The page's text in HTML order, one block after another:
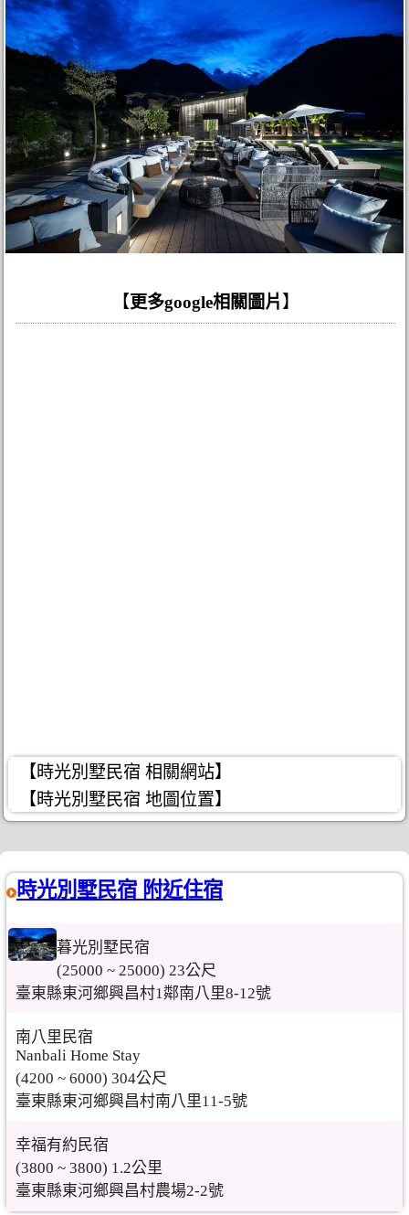
【更多google相關圖片 】
【時光別墅民宿 相關網站】
【時光別墅民宿 地圖位置】
時光別墅民宿 附近住宿
暮光別墅民宿
(25000 ~ 25000) 23公尺
臺東縣東河鄉興昌村1鄰南八里8-12號
南八里民宿
Nanbali Home Stay
(4200 ~ 6000) 304公尺
臺東縣東河鄉興昌村南八里11-5號
幸福有約民宿
(3800 ~ 3800) 1.2公里
臺東縣東河鄉興昌村農場2-2號